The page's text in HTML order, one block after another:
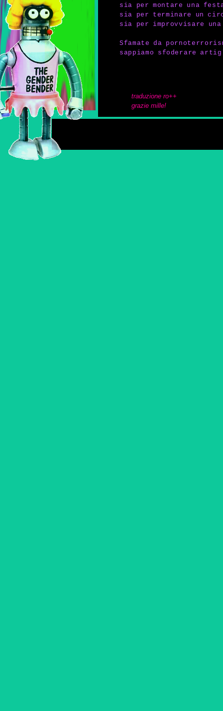
sia per montare una
sia per terminare un
sia per improvvisare
Sfamate da
sappiamo sfoderare
traduzione ro++
grazie mille!